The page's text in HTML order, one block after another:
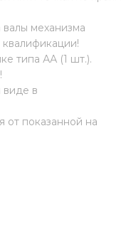
механизма
типа АА (1 шт.).
виде в
от показанной на